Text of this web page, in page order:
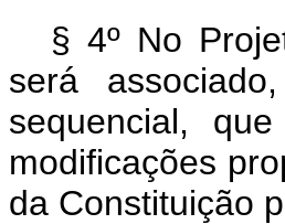
§ 4º No
será
sequencial,
modificações
da Constituição